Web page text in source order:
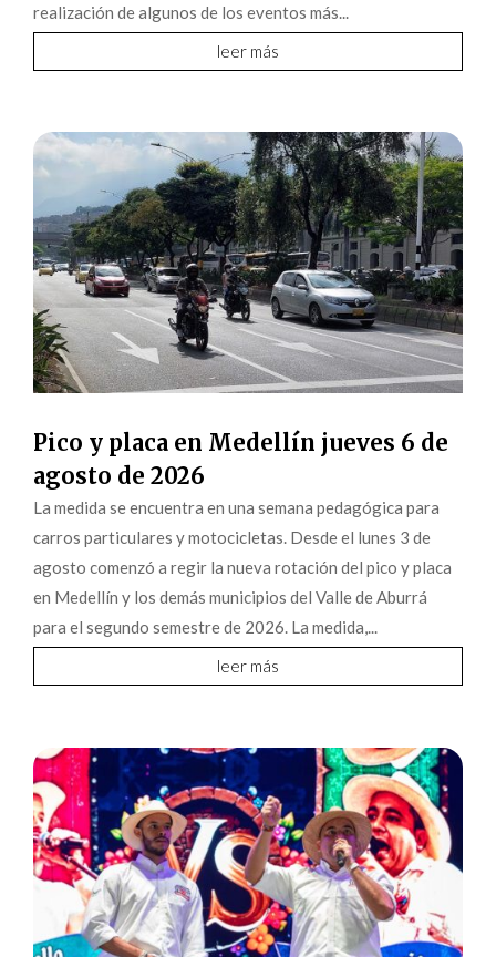
realización de algunos de los eventos más...
leer más
Pico y placa en Medellín jueves 6 de
agosto de 2026
La medida se encuentra en una semana pedagógica para
carros particulares y motocicletas. Desde el lunes 3 de
agosto comenzó a regir la nueva rotación del pico y placa
en Medellín y los demás municipios del Valle de Aburrá
para el segundo semestre de 2026. La medida,...
leer más